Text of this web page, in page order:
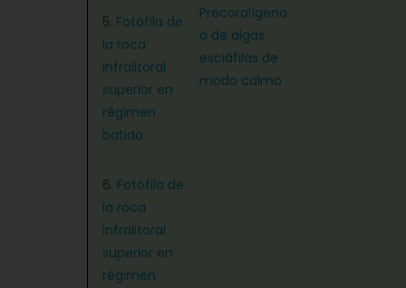
5. Fotófila de
la roca
infralitoral
superior en
régimen
batido
6. Fotófila de
la roca
infralitoral
superior en
régimen
Precoralígeno
o de algas
esciáfilas de
modo calmo